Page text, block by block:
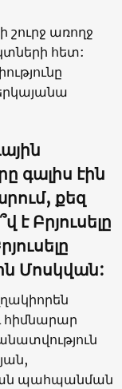
առողջ
հետ:
գալիս էին
քեզ
է Բրյուսելը
Մոսկվան:
պահպանման